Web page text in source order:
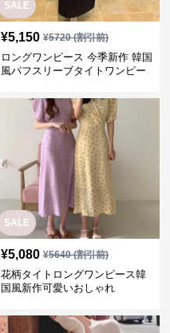
SALE
¥5,150 ¥5720(割引前)
ロングワンピース 今季新作 韓国
風パフスリーブタイトワンピー
SALE
¥5,080 ¥5640(割引前)
花柄タイトロングワンピース韓
国風新作可愛いおしゃれ